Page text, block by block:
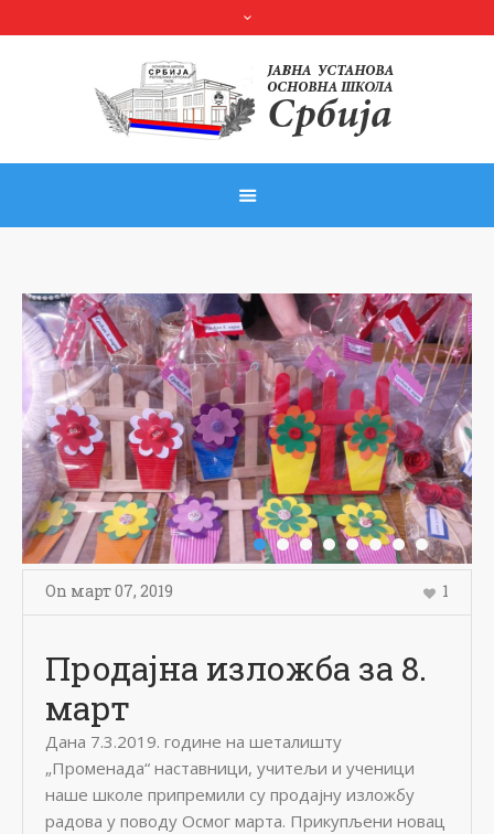
On март 07, 2019 1
Продајна изложба за 8.
март
Дана 7.3.2019. године на шеталишту
„Променада“ наставници, учитељи и ученици
наше школе припремили су продајну изложбу
радова у поводу Осмог марта. Прикупљени новац